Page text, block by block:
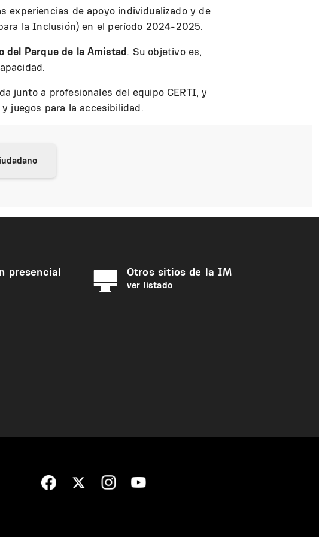
experiencias de apoyo individualizado y de
la Inclusión) en el período 2024-2025.
del Parque de la Amistad. Su objetivo es,
junto a profesionales del equipo CERTI, y
juegos para la accesibilidad.
presencial Otros sitios de la IM
ver listado